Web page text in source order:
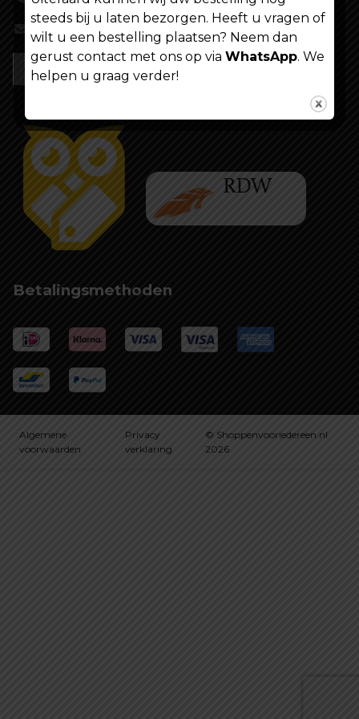
info@shoppenvooriedereen.nl
Betalingsmethoden
Algemene
voorwaarden
Privacy
verklaring
© Shoppenvooriedereen.nl
2026
steeds bij u laten bezorgen. Heeft u vragen of
wilt u een bestelling plaatsen? Neem dan
gerust contact met ons op via WhatsApp. We
helpen u graag verder!